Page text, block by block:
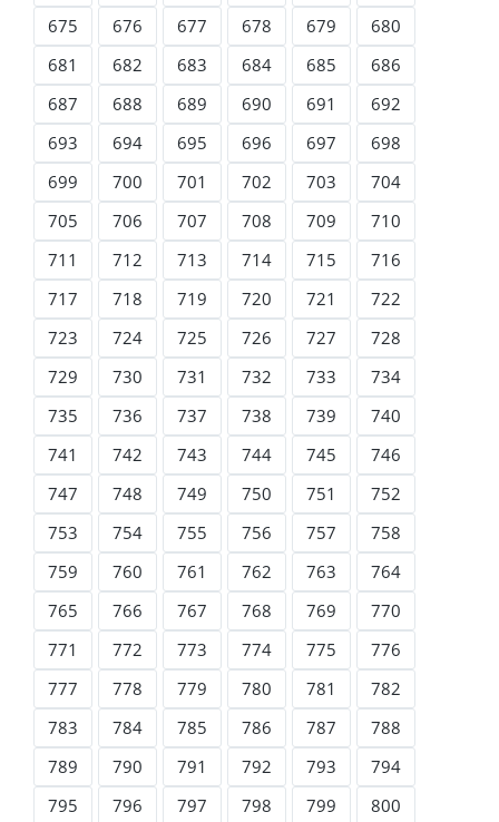
675
676 677 678 679
680
681
682 683 684 685
686
687
688 689 690 691
692
693
694 695 696 697
698
699
700 701 702 703
704
705
706 707 708 709
710
711
712 713 714 715
716
717
718 719 720 721
722
723
724 725 726 727
728
729
730 731 732 733
734
735
736 737 738 739
740
741
742 743 744 745
746
747
748 749 750 751
752
753
754 755 756 757
758
759
760 761 762 763
764
765
766 767 768 769
770
771
772 773 774 775
776
777
778 779 780 781
782
783
784 785 786 787
788
789
790 791 792 793
794
795
796 797 798 799
800